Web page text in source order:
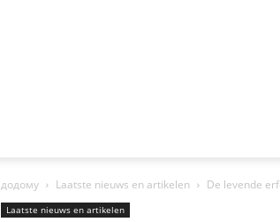
додому Laatste nieuws en artikelen De levende
Laatste nieuws en artikelen